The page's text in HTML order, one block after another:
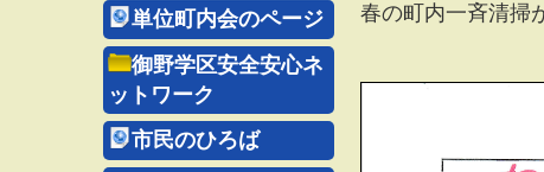
単位町内会のページ
御野学区安全安心ネ
ットワーク
市民のひろば
春の町内一斉清掃
（